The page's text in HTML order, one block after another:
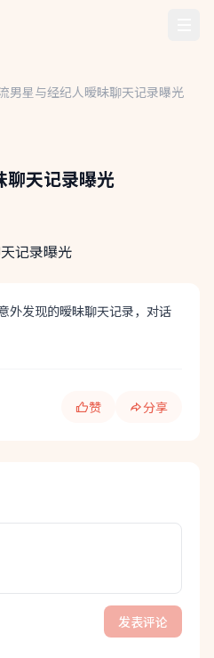
男星与经纪人暧昧聊天记录曝光
聊天记录曝光
外发现的暧昧聊天记录，对话
赞 分享
发表评论